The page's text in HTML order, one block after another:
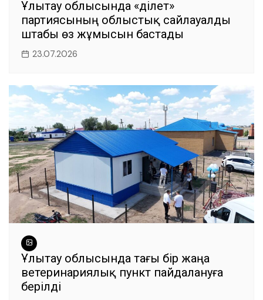
Ұлытау облысында «Әділет»
партиясының облыстық сайлауалды
штабы өз жұмысын бастады
23.07.2026
Ұлытау облысында тағы бір жаңа
ветеринариялық пункт пайдалануға
берілді